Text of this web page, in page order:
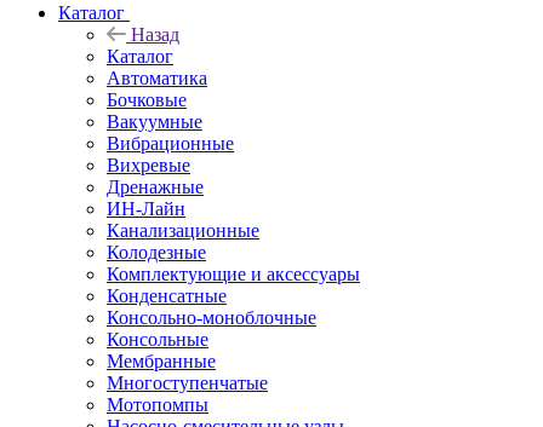
Каталог
Назад
Каталог
Автоматика
Бочковые
Вакуумные
Вибрационные
Вихревые
Дренажные
ИН-Лайн
Канализационные
Колодезные
Комплектующие и аксессуары
Конденсатные
Консольно-моноблочные
Консольные
Мембранные
Многоступенчатые
Мотопомпы